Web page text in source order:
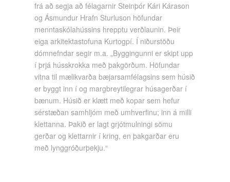
frá að segja að félagarnir Steinþór Kári Kárason
og Ásmundur Hrafn Sturluson höfundar
menntaskólahússins hrepptu verðlaunin. Þeir
eiga arkitektastofuna Kurtogpí. Í niðurstöðu
dómnefndar segir m.a. „Byggingunni er skipt upp
í þrjá hússkrokka með þakgörðum. Höfundar
vitna til mælikvarða bæjarsamfélagsins sem húsið
er byggt inn í og margbreytilegrar húsagerðar í
bænum. Húsið er klætt með kopar sem hefur
sérstæðan samhljóm með umhverfinu; inn á milli
klettanna. Þakið er lagt grjótmulningi sömu
gerðar og klettarnir í kring, en þakgarðar eru
með lynggróðurþekju.“